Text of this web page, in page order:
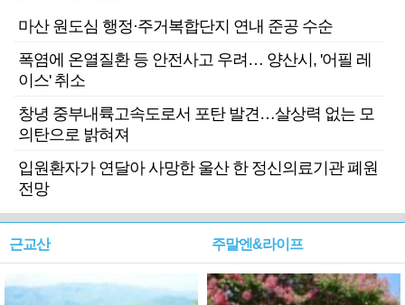
마산 원도심 행정·주거복합단지 연내 준공 수순
폭염에 온열질환 등 안전사고 우려… 양산시, '어필 레
이스' 취소
창녕 중부내륙고속도로서 포탄 발견…살상력 없는 모
의탄으로 밝혀져
입원환자가 연달아 사망한 울산 한 정신의료기관 폐원
전망
근교산 주말엔&라이프